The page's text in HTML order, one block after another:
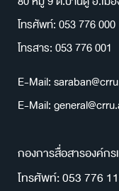
โทรศัพท์: 053 776 000
โทรสาร: 053 776 001
E-Mail:
E-Mail:
กองการสื่อสารองค์ก
โทรศัพท์: 053 776